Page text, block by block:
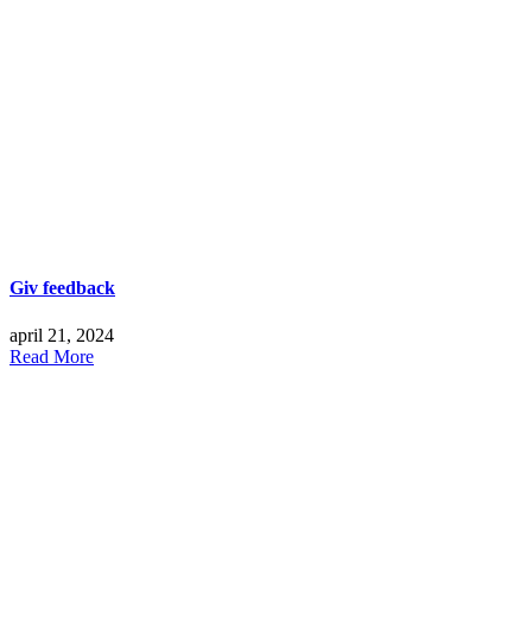
Giv feedback
april 21, 2024
Read More